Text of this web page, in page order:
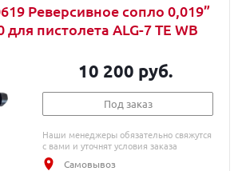
Реверсивное сопло 0,019”
для пистолета ALG-7 TE WB
10 200 руб.
Под заказ
Наши менеджеры обязательно свяжутся
с вами и уточнят условия заказа
Самовывоз